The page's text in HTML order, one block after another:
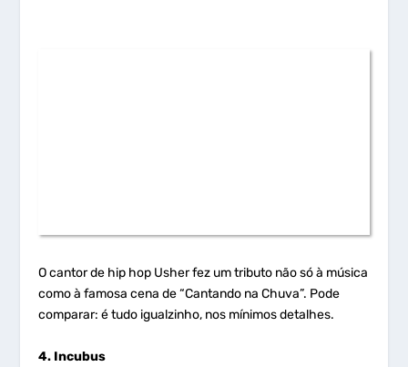
O cantor de hip hop Usher fez um tributo não só à música
como à famosa cena de “Cantando na Chuva”. Pode
comparar: é tudo igualzinho, nos mínimos detalhes.
4. Incubus